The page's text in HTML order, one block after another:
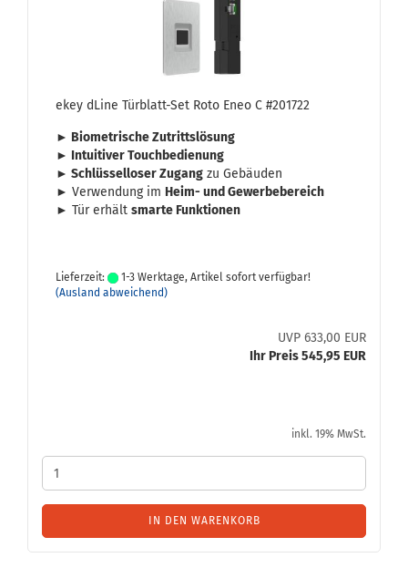
ekey dLine Türblatt-​​Set Roto Eneo C #201722
► Bio­me­tri­sche Zu­tritts­lö­sung
► In­tui­ti­ver Touch­be­die­nung
► Schlüs­sel­lo­ser Zu­gang zu Ge­bäu­den
► Ver­wen­dung im Heim- und Ge­wer­be­be­reich
► Tür er­hält smar­te Funk­tio­nen
Lieferzeit:
1-3 Werktage, Artikel sofort verfügbar!
(Ausland abweichend)
UVP 633,00 EUR
Ihr Preis 545,95 EUR
inkl. 19% MwSt.
IN DEN WARENKORB